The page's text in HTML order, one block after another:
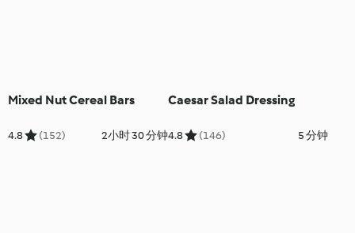
Mixed Nut Cereal Bars
4.8 (152) 2小时 30 分钟
Caesar Salad Dressing
4.8 (146) 5 分钟